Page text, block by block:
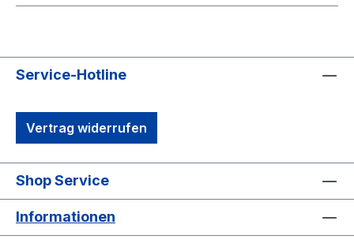
Service-Hotline
Vertrag widerrufen
Shop Service
Informationen